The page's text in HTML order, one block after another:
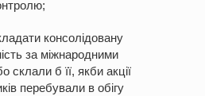
консолідовану
за міжнародними
склали б її, якби акції
перебували в обігу